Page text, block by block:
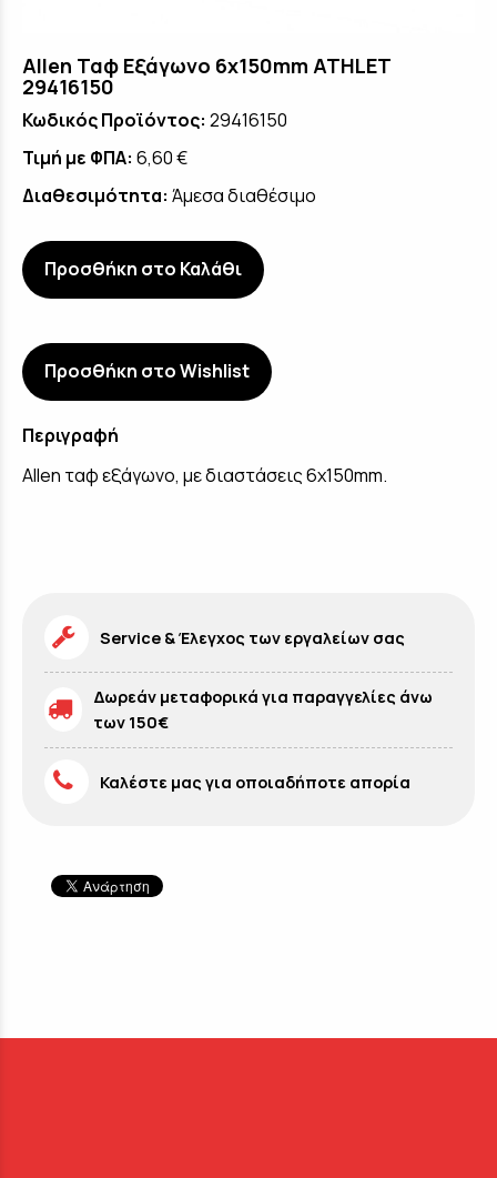
Allen Ταφ Εξάγωνο 6x150mm ATHLET
29416150
Κωδικός Προϊόντος: 29416150
Τιμή με ΦΠΑ: 6,60 €
Διαθεσιμότητα: Άμεσα διαθέσιμο
Προσθήκη στο Καλάθι
Προσθήκη στο Wishlist
Περιγραφή
Allen ταφ εξάγωνο, με διαστάσεις 6x150mm.
Service & Έλεγχος των εργαλείων σας
Δωρεάν μεταφορικά για παραγγελίες άνω
των 150€
Καλέστε μας για οποιαδήποτε απορία